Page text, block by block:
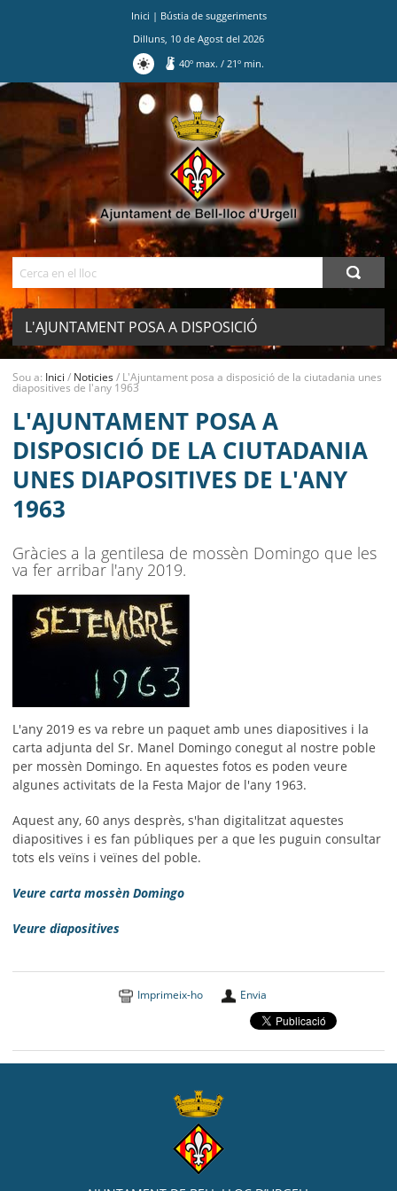
Inici | Bústia de suggeriments
Dilluns 10 de Agost del 2026
40º max./ 21º min.
L'AJUNTAMENT POSA A DISPOSICIÓ
DE LA CIUTADANIA UNES
DIAPOSITIVES DE L'ANY 1963
AJUNTAMENT
MUNICIPI
SEU ELECTRÒNICA
BELL-LLOC SOLUCIONA
Sou a: Inici / Noticies/ L'Ajuntament posa a disposició de la ciutadania unes
diapositives de l'any 1963
L'AJUNTAMENT POSA A
DISPOSICIÓ DE LA CIUTADANIA
UNES DIAPOSITIVES DE L'ANY
1963
Gràcies a la gentilesa de mossèn Domingo que les
va fer arribar l'any 2019.
L'any 2019 es va rebre un paquet amb unes diapositives i la
carta adjunta del Sr. Manel Domingo conegut al nostre poble
per mossèn Domingo. En aquestes fotos es poden veure
algunes activitats de la Festa Major de l'any 1963.
Aquest any, 60 anys desprès, s'han digitalitzat aquestes
diapositives i es fan públiques per a que les puguin consultar
tots els veïns i veïnes del poble.
Veure carta mossèn Domingo
Veure diapositives
Imprimeix-ho Envia